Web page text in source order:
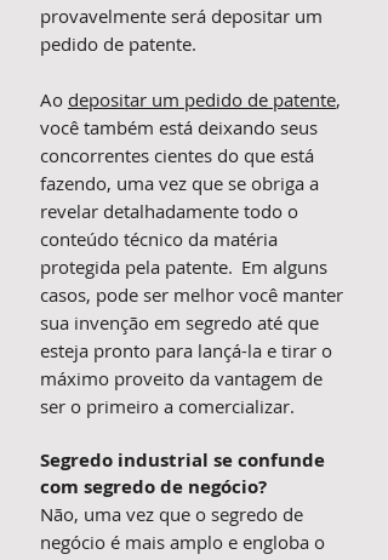
provavelmente será depositar um
pedido de patente.
Ao depositar um pedido de patente,
você também está deixando seus
concorrentes cientes do que está
fazendo, uma vez que se obriga a
revelar detalhadamente todo o
conteúdo técnico da matéria
protegida pela patente. Em alguns
casos, pode ser melhor você manter
sua invenção em segredo até que
esteja pronto para lançá-la e tirar o
máximo proveito da vantagem de
ser o primeiro a comercializar.
Segredo industrial se confunde
com segredo de negócio?
Não, uma vez que o segredo de
negócio é mais amplo e engloba o